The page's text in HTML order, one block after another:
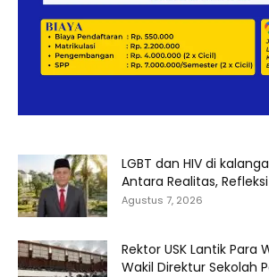
LGBT dan HIV di
Antara Realitas,
Agustus 7, 2026
Rektor USK Lantik Para
Wakil Direktur Sekolah